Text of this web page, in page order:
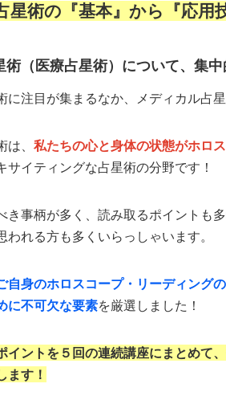
星術の『基本』から『応用
術（医療占星術）について、集中
に注目が集まるなか、メディカル占
、 私たちの心と身体の状態がホロ
サイティングな占星術の分野です！
き事柄が多く、読み取るポイントも
われる方も多くいらっしゃいます。
自身のホロスコープ・リーディング
に不可欠な要素を厳選しました！
イントを５回の連続講座にまとめて
ます！